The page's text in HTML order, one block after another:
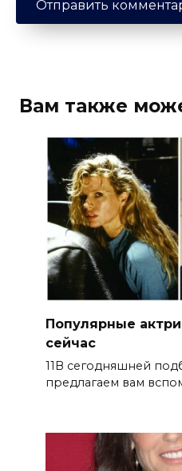
Вам также
Популярные
сейчас
11В сегодняшней
предлагаем вам